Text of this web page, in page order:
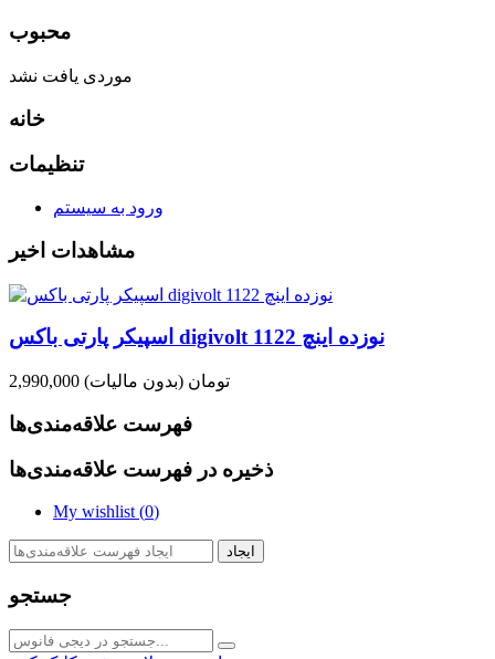
محبوب
موردی یافت نشد
خانه
تنظیمات
ورود به سیستم
مشاهدات اخیر
اسپیکر پارتی باکس digivolt 1122 نوزده اینچ
2,990,000 تومان (بدون مالیات)
فهرست علاقه‌مندی‌ها
ذخیره در فهرست علاقه‌مندی‌ها
My wishlist (0)
ایجاد
جستجو